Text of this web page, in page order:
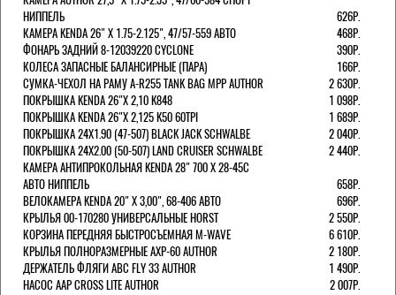
НИППЕЛЬ
626Р.
КАМЕРА KENDA 26" Х 1.75-2.125", 47/57-559 АВТО
468Р.
ФОНАРЬ ЗАДНИЙ 8-12039220 CYCLONE
390Р.
КОЛЕСА ЗАПАСНЫЕ БАЛАНСИРНЫЕ (ПАРА)
166Р.
CУМКА-ЧЕХОЛ НА РАМУ A-R255 TANK BAG MPP AUTHOR
2 630Р.
ПОКРЫШКА KENDA 26"Х 2,10 K848
1 098Р.
ПОКРЫШКА KENDA 26"Х 2,125 K50 60TPI
1 689Р.
ПОКРЫШКА 24X1.90 (47-507) BLACK JACK SCHWALBE
2 040Р.
ПОКРЫШКА 24X2.00 (50-507) LAND CRUISER SCHWALBE
2 440Р.
КАМЕРА АНТИПРОКОЛЬНАЯ KENDA 28" 700 Х 28-45C
АВТО НИППЕЛЬ
658Р.
ВЕЛОКАМЕРА KENDA 20" Х 3,00", 68-406 АВТО
696Р.
КРЫЛЬЯ 00-170280 УНИВЕРСАЛЬНЫЕ HORST
2 550Р.
КОРЗИНА ПЕРЕДНЯЯ БЫСТРОСЪЕМНАЯ M-WAVE
6 610Р.
КРЫЛЬЯ ПОЛНОРАЗМЕРНЫЕ AXP-60 AUTHOR
2 180Р.
ДЕРЖАТЕЛЬ ФЛЯГИ АВС FLY 33 AUTHOR
1 490Р.
НАСОС AAP CROSS LITE AUTHOR
2 007Р.